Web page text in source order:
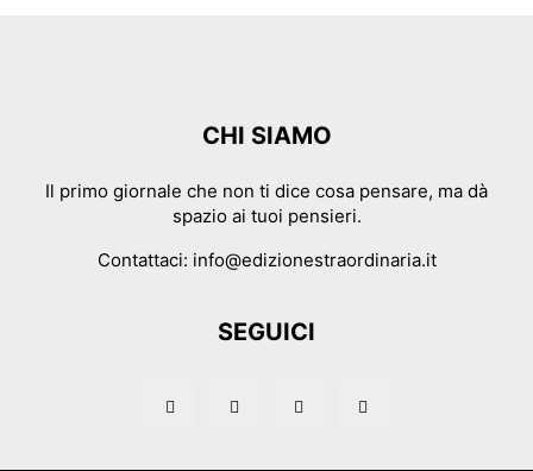
CHI SIAMO
Il primo giornale che non ti dice cosa pensare, ma dà
spazio ai tuoi pensieri.
Contattaci: info@edizionestraordinaria.it
SEGUICI